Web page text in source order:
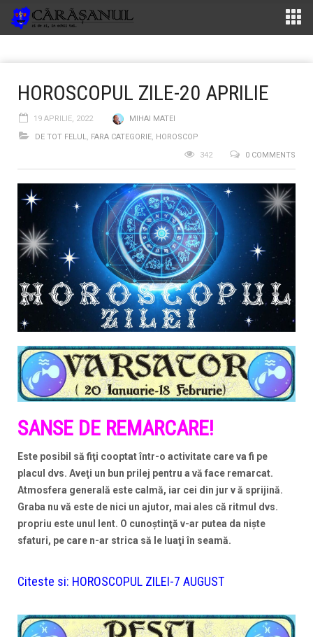
HOROSCOPUL ZILE-20 APRILIE
19 APRILIE, 2022
MIHAI MATEI
DE TOT FELUL, FARA CATEGORIE, HOROSCOP
0 COMMENTS
342
SANSE DE REMARCARE!
Este posibil să fiţi cooptat într-o activitate care va fi pe
placul dvs. Aveţi un bun prilej pentru a vă face remarcat.
Atmosfera generală este calmă, iar cei din jur v ă sprijină.
Graba nu vă este de nici un ajutor, mai ales că ritmul dvs.
propriu este unul lent. O cunoştinţă v-ar putea da nişte
sfaturi, pe care n-ar strica să le luaţi în seamă.
Citeste si: HOROSCOPUL ZILEI-7 AUGUST